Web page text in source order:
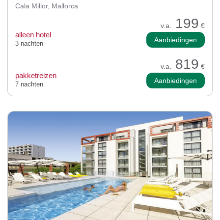
Cala Millor, Mallorca
v.a. 199 €
alleen hotel
3 nachten Aanbiedingen
v.a. 819 €
pakketreizen
7 nachten Aanbiedingen